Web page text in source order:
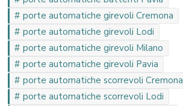
porte automatiche girevoli Cremona
porte automatiche girevoli Lodi
porte automatiche girevoli Milano
porte automatiche girevoli Pavia
porte automatiche scorrevoli Cremona
porte automatiche scorrevoli Lodi